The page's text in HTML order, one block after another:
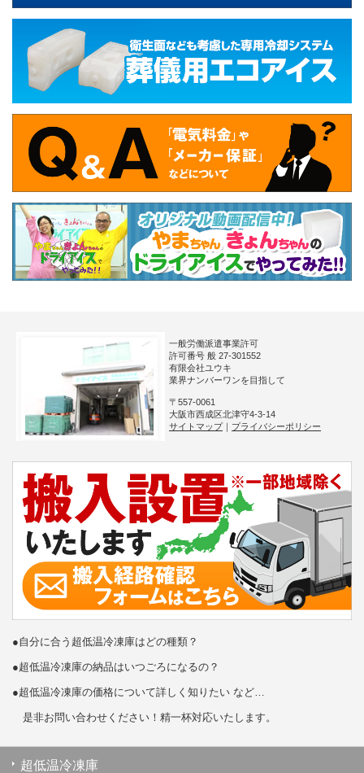
一般労働派遣事業許可
許可番号 般 27-301552
有限会社ユウキ
業界ナンバーワンを目指して
〒557-0061
大阪市西成区北津守4-3-14
サイトマップ
プライバシーポリシー
●自分に合う超低温冷凍庫はどの種類？
●超低温冷凍庫の納品はいつごろになるの？
●超低温冷凍庫の価格について詳しく知りたい など…
是非お問い合わせください！精一杯対応いたします。
超低温冷凍庫